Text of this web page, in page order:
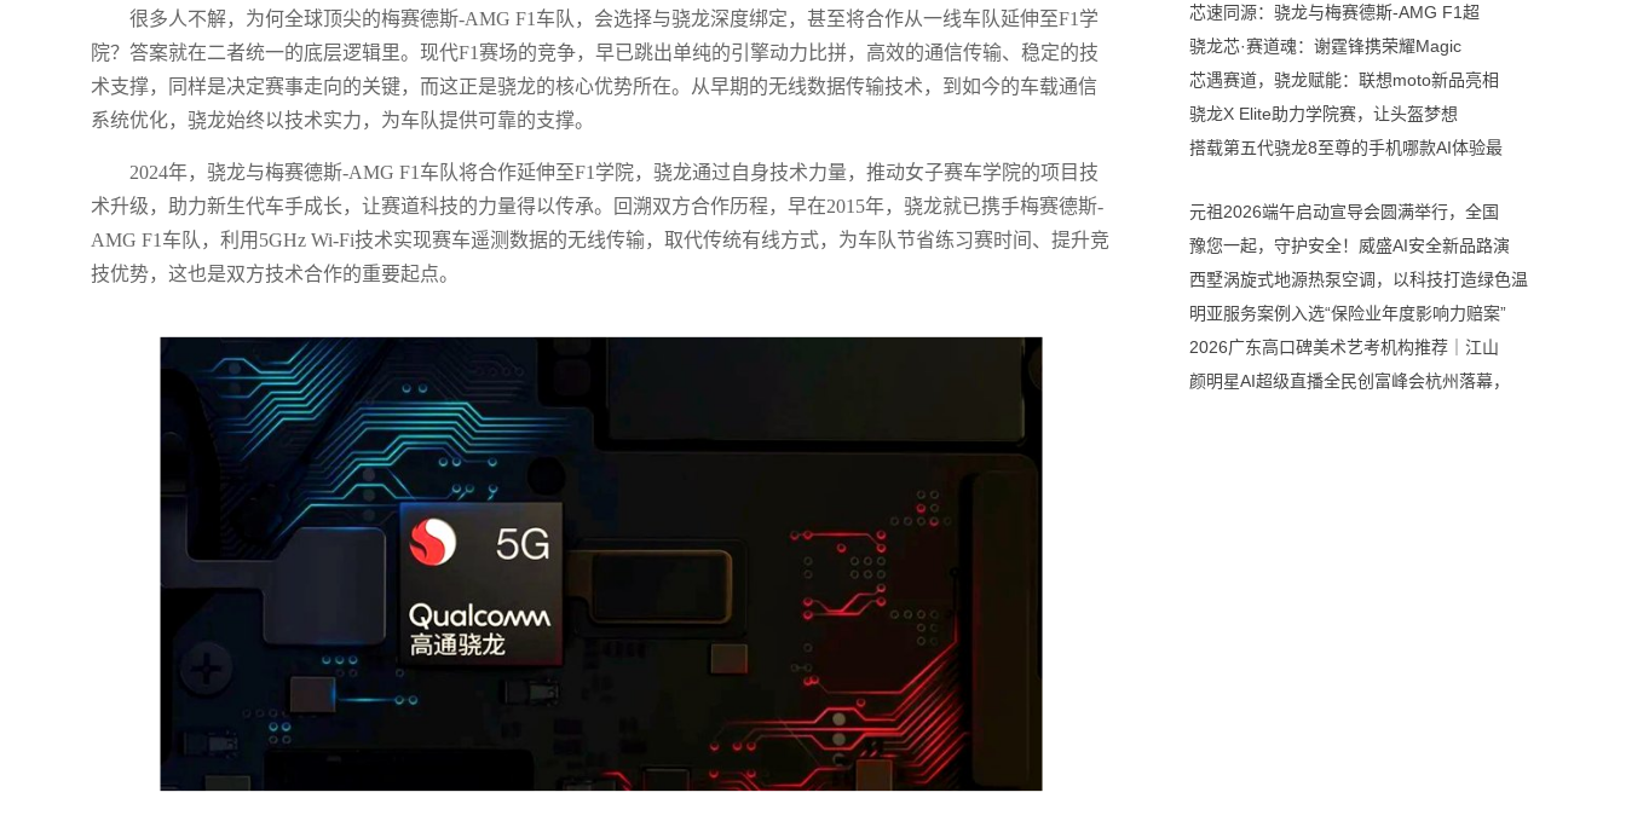
很多人不解，为何全球顶尖的梅赛德斯-AMG F1车队，会选择与骁龙深度绑定，甚至将合作从一线车队延伸至F1学
院？答案就在二者统一的底层逻辑里。现代F1赛场的竞争，早已跳出单纯的引擎动力比拼，高效的通信传输、稳定的技
术支撑，同样是决定赛事走向的关键，而这正是骁龙的核心优势所在。从早期的无线数据传输技术，到如今的车载通信
系统优化，骁龙始终以技术实力，为车队提供可靠的支撑。
2024年，骁龙与梅赛德斯-AMG F1车队将合作延伸至F1学院，骁龙通过自身技术力量，推动女子赛车学院的项目技
术升级，助力新生代车手成长，让赛道科技的力量得以传承。回溯双方合作历程，早在2015年，骁龙就已携手梅赛德斯-
AMG F1车队，利用5GHz Wi-Fi技术实现赛车遥测数据的无线传输，取代传统有线方式，为车队节省练习赛时间、提升竞
技优势，这也是双方技术合作的重要起点。
芯速同源：骁龙与梅赛德斯-AMG F1超
骁龙芯·赛道魂：谢霆锋携荣耀Magic
芯遇赛道，骁龙赋能：联想moto新品亮相
骁龙X Elite助力学院赛，让头盔梦想
搭载第五代骁龙8至尊的手机哪款AI体验最
元祖2026端午启动宣导会圆满举行，全国
豫您一起，守护安全！威盛AI安全新品路演
西墅涡旋式地源热泵空调，以科技打造绿色温
明亚服务案例入选“保险业年度影响力赔案”
2026广东高口碑美术艺考机构推荐｜江山
颜明星AI超级直播全民创富峰会杭州落幕，